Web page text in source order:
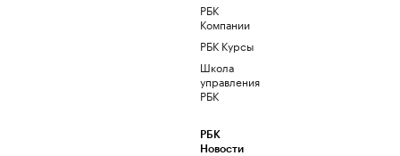
РБК
Компании
РБК Курсы
Школа
управления
РБК
РБК
Новости